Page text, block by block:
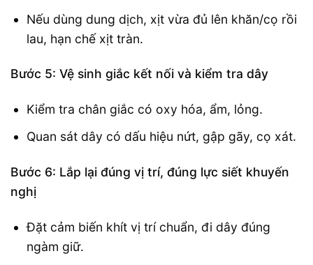
Nếu dùng dung dịch, xịt vừa đủ lên khăn/cọ rồi
lau, hạn chế xịt tràn.
Bước 5: Vệ sinh giắc kết nối và kiểm tra dây
Kiểm tra chân giắc có oxy hóa, ẩm, lỏng.
Quan sát dây có dấu hiệu nứt, gập gãy, cọ xát.
Bước 6: Lắp lại đúng vị trí, đúng lực siết khuyến
nghị
Đặt cảm biến khít vị trí chuẩn, đi dây đúng
ngàm giữ.